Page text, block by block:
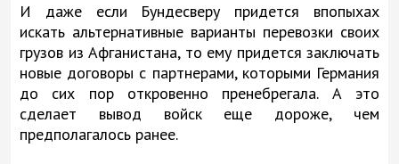
И даже если Бундесверу придется впопыхах
искать альтернативные варианты перевозки своих
грузов из Афганистана, то ему придется заключать
новые договоры с партнерами, которыми Германия
до сих пор откровенно пренебрегала. А это
сделает вывод войск еще дороже, чем
предполагалось ранее.